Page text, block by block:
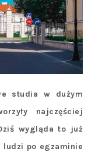
studia w dużym
najczęściej
wygląda to już
ludzi po egzaminie